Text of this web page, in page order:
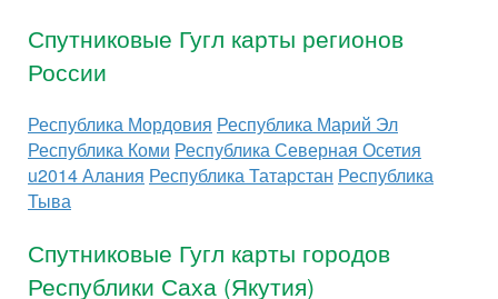
Спутниковые Гугл карты регионов
России
Республика Мордовия Республика Марий Эл
Республика Коми Республика Северная Осетия
u2014 Алания Республика Татарстан Республика
Тыва
Спутниковые Гугл карты городов
Республики Саха (Якутия)